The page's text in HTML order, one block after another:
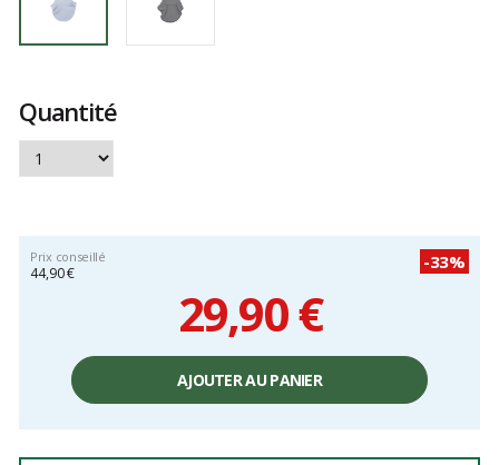
Quantité
Prix conseillé
44,90 €
-33%
29,90 €
unitaire,
AJOUTER AU PANIER